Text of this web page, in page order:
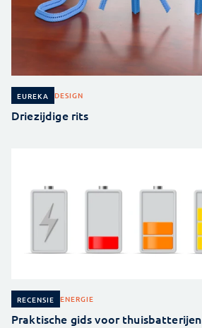
EUREKA DESIGN
Driezijdige rits
RECENSIE ENERGIE
Praktische gids voor thuisbatterijen